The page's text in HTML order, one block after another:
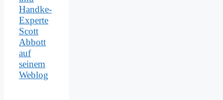
Handke-
Experte
Scott
Abbott
auf
seinem
Weblog